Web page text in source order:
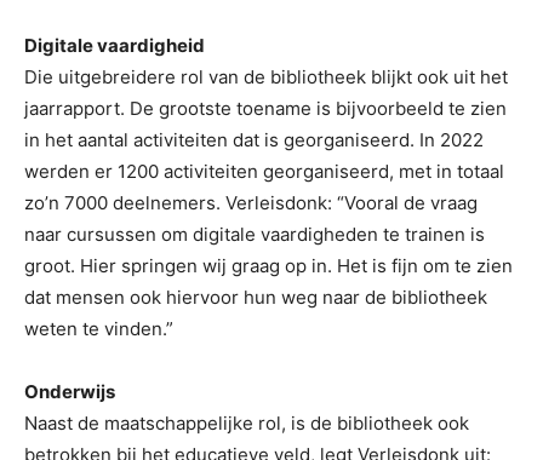
Digitale vaardigheid
Die uitgebreidere rol van de bibliotheek blijkt ook uit het
jaarrapport. De grootste toename is bijvoorbeeld te zien
in het aantal activiteiten dat is georganiseerd. In 2022
werden er 1200 activiteiten georganiseerd, met in totaal
zo’n 7000 deelnemers. Verleisdonk: “Vooral de vraag
naar cursussen om digitale vaardigheden te trainen is
groot. Hier springen wij graag op in. Het is fijn om te zien
dat mensen ook hiervoor hun weg naar de bibliotheek
weten te vinden.”
Onderwijs
Naast de maatschappelijke rol, is de bibliotheek ook
betrokken bij het educatieve veld, legt Verleisdonk uit: